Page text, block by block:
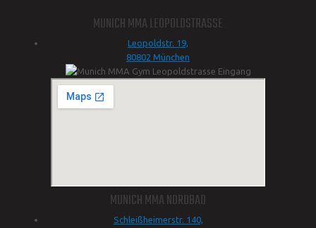
MUNICH MMA LEOPOLDSTRASSE
Leopoldstr. 19,
80802 München
MUNICH MMA NORDBAD
Schleißheimerstr. 140,